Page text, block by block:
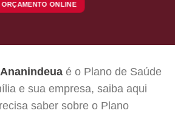
ORÇAMENTO ONLINE
é o Plano de Saúde
e sua empresa, saiba aqui
saber sobre o Plano